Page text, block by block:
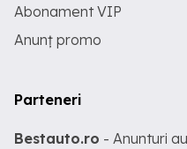
Abonament VIP
Anunț promo
Parteneri
Bestauto.ro - Anunturi